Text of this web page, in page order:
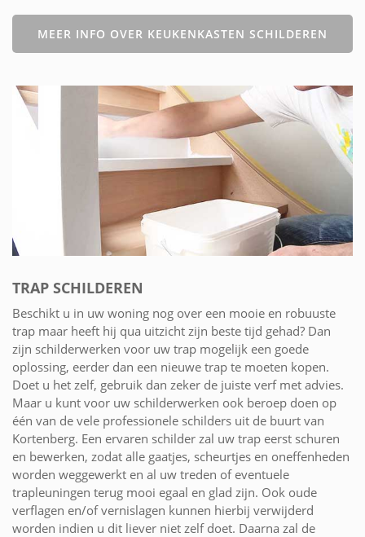
MEER INFO OVER KEUKENKASTEN SCHILDEREN
TRAP SCHILDEREN
Beschikt u in uw woning nog over een mooie en robuuste
trap maar heeft hij qua uitzicht zijn beste tijd gehad? Dan
zijn schilderwerken voor uw trap mogelijk een goede
oplossing, eerder dan een nieuwe trap te moeten kopen.
Doet u het zelf, gebruik dan zeker de juiste verf met advies.
Maar u kunt voor uw schilderwerken ook beroep doen op
één van de vele professionele schilders uit de buurt van
Kortenberg. Een ervaren schilder zal uw trap eerst schuren
en bewerken, zodat alle gaatjes, scheurtjes en oneffenheden
worden weggewerkt en al uw treden of eventuele
trapleuningen terug mooi egaal en glad zijn. Ook oude
verflagen en/of vernislagen kunnen hierbij verwijderd
worden indien u dit liever niet zelf doet. Daarna zal de